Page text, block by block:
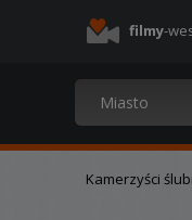
filmy-
Kamerzyści